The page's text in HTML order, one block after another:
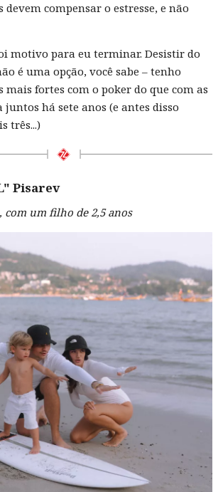
compensar o estresse, e não
motivo para eu terminar. Desistir do
é uma opção, você sabe – tenho
fortes com o poker do que com as
há sete anos (e antes disso
três...)
Pisarev
com um filho de 2,5 anos